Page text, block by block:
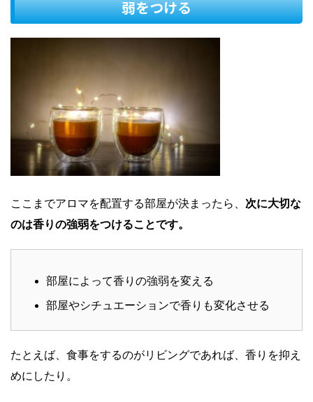
弱をつける
ここまでアロマを配置する部屋が決まったら、 次に大切な
のは香りの強弱をつけることです。
部屋によって香りの強弱を変える
部屋やシチュエーションで香りも変化させる
たとえば、食事をするのがリビングであれば、香りを抑え
めにしたり。